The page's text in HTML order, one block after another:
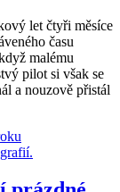
let čtyři měsíce
času
malému
pilot si však se
a nouzově přistál